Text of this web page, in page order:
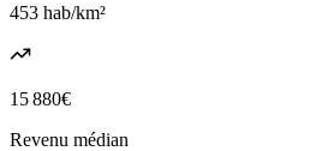
453 hab/km²
15 880€
Revenu médian